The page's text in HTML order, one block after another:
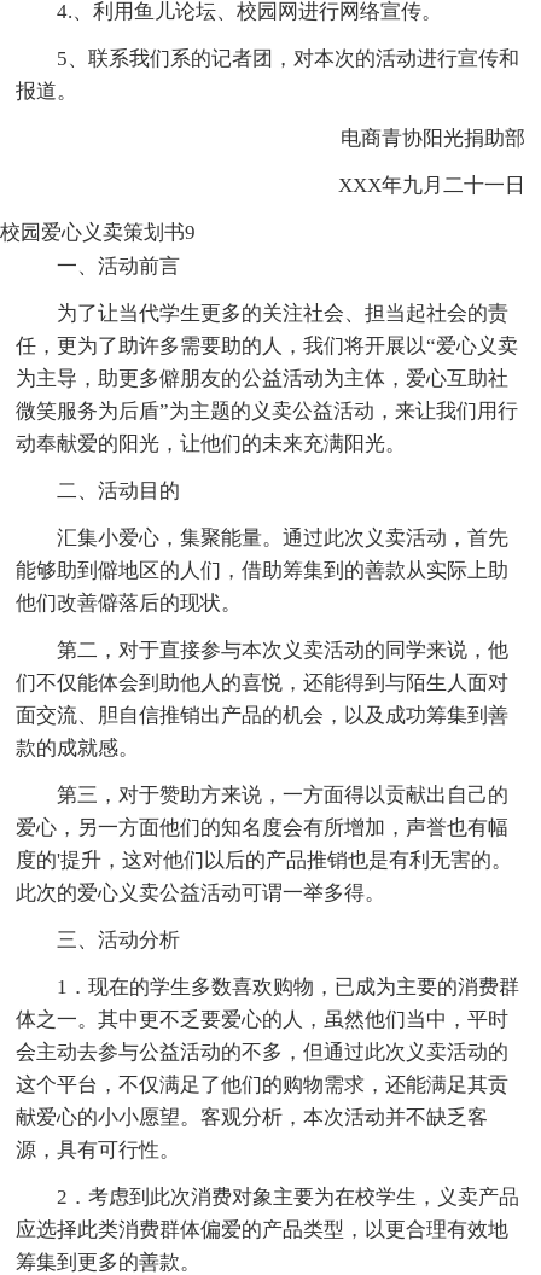
4.、利用鱼儿论坛、校园网进行网络宣传。
5、联系我们系的记者团，对本次的活动进行宣传和
报道。
电商青协阳光捐助部
XXX年九月二十一日
校园爱心义卖策划书9
一、活动前言
为了让当代学生更多的关注社会、担当起社会的责
任，更为了助许多需要助的人，我们将开展以“爱心义卖
为主导，助更多僻朋友的公益活动为主体，爱心互助社
微笑服务为后盾”为主题的义卖公益活动，来让我们用行
动奉献爱的阳光，让他们的未来充满阳光。
二、活动目的
汇集小爱心，集聚能量。通过此次义卖活动，首先
能够助到僻地区的人们，借助筹集到的善款从实际上助
他们改善僻落后的现状。
第二，对于直接参与本次义卖活动的同学来说，他
们不仅能体会到助他人的喜悦，还能得到与陌生人面对
面交流、胆自信推销出产品的机会，以及成功筹集到善
款的成就感。
第三，对于赞助方来说，一方面得以贡献出自己的
爱心，另一方面他们的知名度会有所增加，声誉也有幅
度的'提升，这对他们以后的产品推销也是有利无害的。
此次的爱心义卖公益活动可谓一举多得。
三、活动分析
1．现在的学生多数喜欢购物，已成为主要的消费群
体之一。其中更不乏要爱心的人，虽然他们当中，平时
会主动去参与公益活动的不多，但通过此次义卖活动的
这个平台，不仅满足了他们的购物需求，还能满足其贡
献爱心的小小愿望。客观分析，本次活动并不缺乏客
源，具有可行性。
2．考虑到此次消费对象主要为在校学生，义卖产品
应选择此类消费群体偏爱的产品类型，以更合理有效地
筹集到更多的善款。